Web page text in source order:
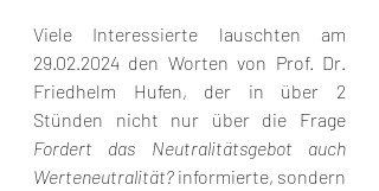
Viele Interessierte lauschten am
29.02.2024 den Worten von Prof. Dr.
Friedhelm Hufen, der in über 2
Fordert das Neutralitätsgebot auch
Werteneutralität? informierte, sondern